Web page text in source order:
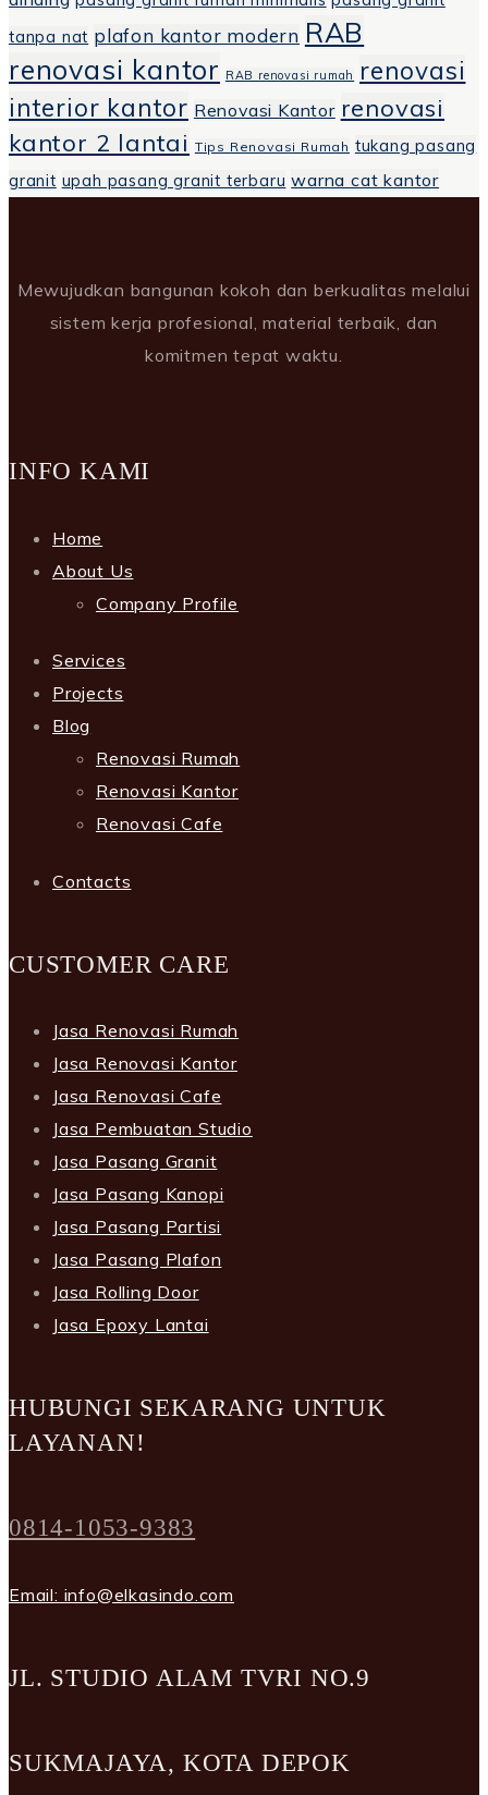
tanpa nat plafon kantor modern RAB
renovasi kantor RAB renovasi rumah renovasi
interior kantor Renovasi Kantor renovasi
kantor 2 lantai Tips Renovasi Rumah tukang pasang
granit upah pasang granit terbaru warna cat kantor
Mewujudkan bangunan kokoh dan berkualitas melalui
sistem kerja profesional, material terbaik, dan
komitmen tepat waktu.
INFO KAMI
Home
About Us
Company Profile
Services
Projects
Blog
Renovasi Rumah
Renovasi Kantor
Renovasi Cafe
Contacts
CUSTOMER CARE
Jasa Renovasi Rumah
Jasa Renovasi Kantor
Jasa Renovasi Cafe
Jasa Pembuatan Studio
Jasa Pasang Granit
Jasa Pasang Kanopi
Jasa Pasang Partisi
Jasa Pasang Plafon
Jasa Rolling Door
Jasa Epoxy Lantai
HUBUNGI SEKARANG UNTUK
LAYANAN!
0814-1053-9383
Email: info@elkasindo.com
JL. STUDIO ALAM TVRI NO.9
SUKMAJAYA, KOTA DEPOK